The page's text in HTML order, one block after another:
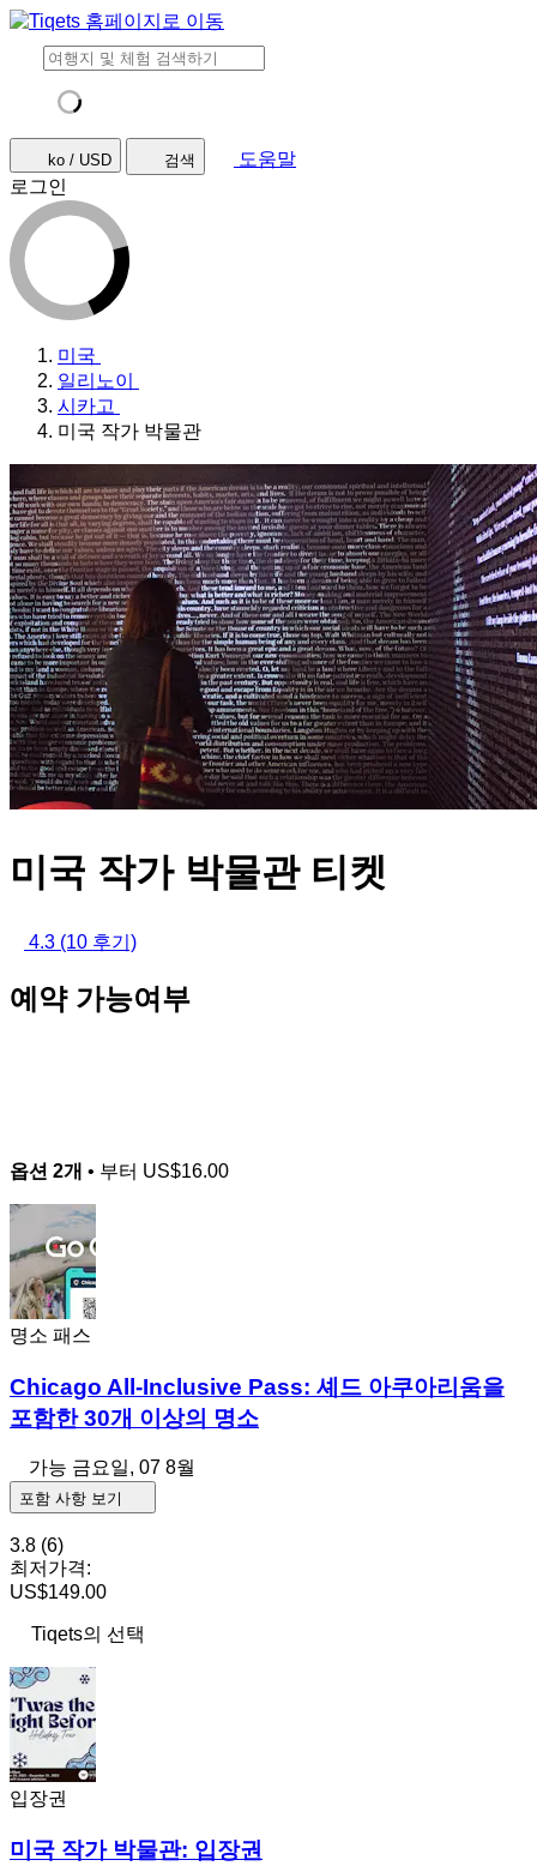
ko / USD 검색
도움말
로그인
미국
일리노이
시카고
미국 작가 박물관
미국 작가 박물관 티켓
4.3 (10 후기)
예약 가능여부
옵션 2개 • 부터 US$16.00
명소 패스
Chicago All-Inclusive Pass: 셰드 아쿠아리움을
포함한 30개 이상의 명소
가능 금요일, 07 8월
포함 사항 보기
3.8 (6)
최저가격:
US$149.00
Tiqets의 선택
입장권
미국 작가 박물관: 입장권